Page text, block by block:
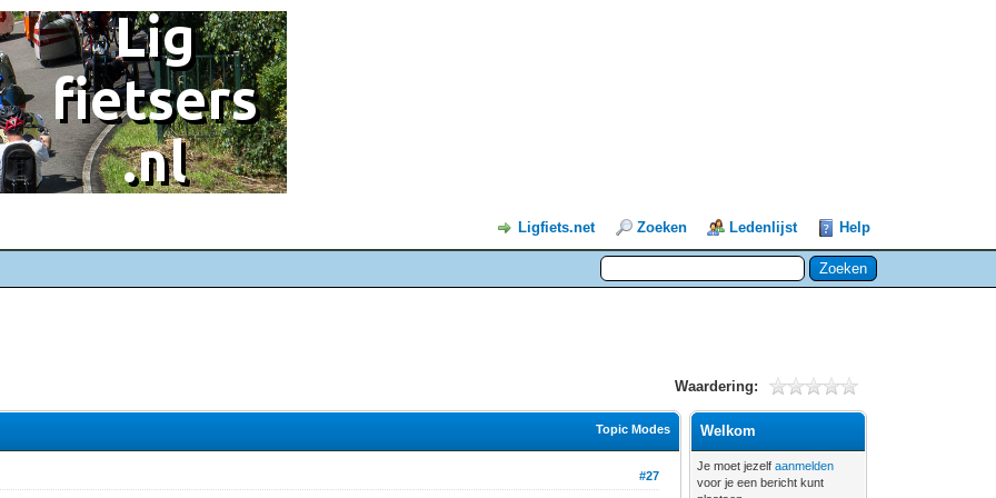
Ligfiets.net Zoeken Ledenlijst Help
Waardering:
Topic Modes
#27
Welkom
Je moet jezelfaanmelden
voor je een bericht kunt